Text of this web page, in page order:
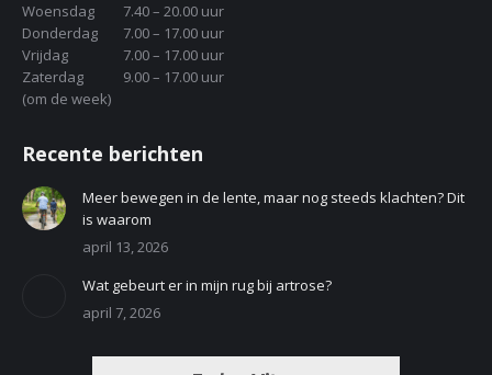
Woensdag
7.40 – 20.00 uur
Donderdag
7.00 – 17.00 uur
Vrijdag
7.00 – 17.00 uur
Zaterdag
9.00 – 17.00 uur
(om de week)
Recente berichten
Meer bewegen in de lente, maar nog steeds klachten? Dit
is waarom
april 13, 2026
Wat gebeurt er in mijn rug bij artrose?
april 7, 2026